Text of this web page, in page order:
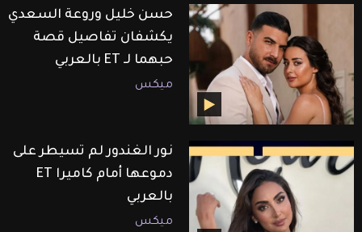
حسن خليل وروعة السعدي
يكشفان تفاصيل قصة
حبهما لـ ET بالعربي
ميكس
نور الغندور لم تسيطر على
دموعها أمام كاميرا ET
بالعربي
ميكس